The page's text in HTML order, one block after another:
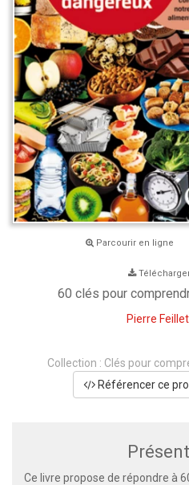
Parcourir en ligne
60 clés pour
Pierre Feillet
Collection : Clés pour
Référencer ce
Ce livre propose de répondre à